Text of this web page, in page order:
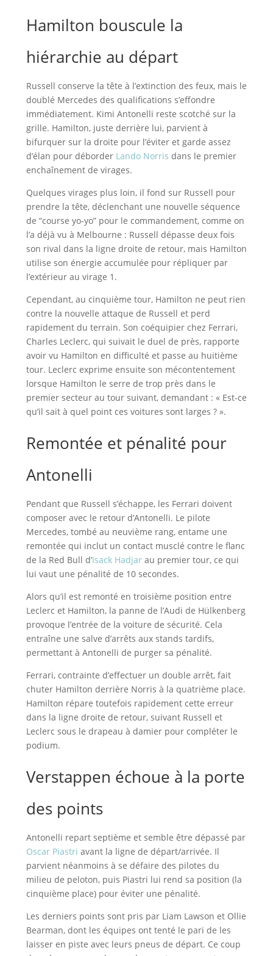
Hamilton bouscule la
hiérarchie au départ
Russell conserve la tête à l’extinction des feux, mais le
doublé Mercedes des qualifications s’effondre
immédiatement. Kimi Antonelli reste scotché sur la
grille. Hamilton, juste derrière lui, parvient à
bifurquer sur la droite pour l’éviter et garde assez
d’élan pour déborder Lando Norris dans le premier
enchaînement de virages.
Quelques virages plus loin, il fond sur Russell pour
prendre la tête, déclenchant une nouvelle séquence
de “course yo-yo” pour le commandement, comme on
l’a déjà vu à Melbourne : Russell dépasse deux fois
son rival dans la ligne droite de retour, mais Hamilton
utilise son énergie accumulée pour répliquer par
l’extérieur au virage 1.
Cependant, au cinquième tour, Hamilton ne peut rien
contre la nouvelle attaque de Russell et perd
rapidement du terrain. Son coéquipier chez Ferrari,
Charles Leclerc, qui suivait le duel de près, rapporte
avoir vu Hamilton en difficulté et passe au huitième
tour. Leclerc exprime ensuite son mécontentement
lorsque Hamilton le serre de trop près dans le
premier secteur au tour suivant, demandant : « Est-ce
qu’il sait à quel point ces voitures sont larges ? ».
Remontée et pénalité pour
Antonelli
Pendant que Russell s’échappe, les Ferrari doivent
composer avec le retour d’Antonelli. Le pilote
Mercedes, tombé au neuvième rang, entame une
remontée qui inclut un contact musclé contre le flanc
de la Red Bull d’Isack Hadjarau premier tour, ce qui
lui vaut une pénalité de 10 secondes.
Alors qu’il est remonté en troisième position entre
Leclerc et Hamilton, la panne de l’Audi de Hülkenberg
provoque l’entrée de la voiture de sécurité. Cela
entraîne une salve d’arrêts aux stands tardifs,
permettant à Antonelli de purger sa pénalité.
Ferrari, contrainte d’effectuer un double arrêt, fait
chuter Hamilton derrière Norris à la quatrième place.
Hamilton répare toutefois rapidement cette erreur
dans la ligne droite de retour, suivant Russell et
Leclerc sous le drapeau à damier pour compléter le
podium.
Verstappen échoue à la porte
des points
Antonelli repart septième et semble être dépassé par
Oscar Piastri avant la ligne de départ/arrivée. Il
parvient néanmoins à se défaire des pilotes du
milieu de peloton, puis Piastri lui rend sa position (la
cinquième place) pour éviter une pénalité.
Les derniers points sont pris par Liam Lawson et Ollie
Bearman, dont les équipes ont tenté le pari de les
laisser en piste avec leurs pneus de départ. Ce coup